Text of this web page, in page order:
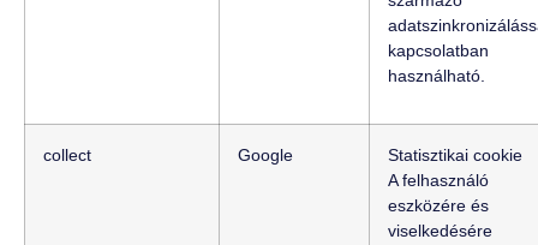
kapcsolatban
használható.
collect Google
Statisztikai cookie
A felhasználó
eszközére és
viselkedésére